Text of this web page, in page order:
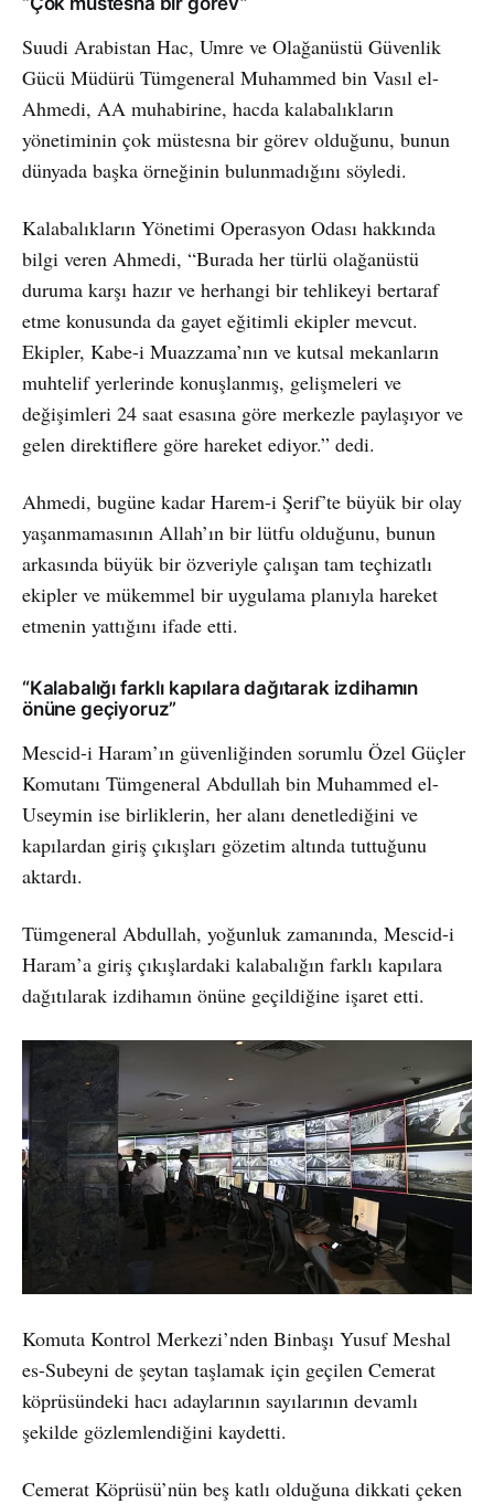
Suudi Arabistan Hac, Umre ve Olağanüstü Güvenlik
Gücü Müdürü Tümgeneral Muhammed bin Vasıl el-
Ahmedi, AA muhabirine, hacda kalabalıkların
yönetiminin çok müstesna bir görev olduğunu, bunun
dünyada başka örneğinin bulunmadığını söyledi.
Kalabalıkların Yönetimi Operasyon Odası hakkında
bilgi veren Ahmedi, “Burada her türlü olağanüstü
duruma karşı hazır ve herhangi bir tehlikeyi bertaraf
etme konusunda da gayet eğitimli ekipler mevcut.
Ekipler, Kabe-i Muazzama’nın ve kutsal mekanların
muhtelif yerlerinde konuşlanmış, gelişmeleri ve
değişimleri 24 saat esasına göre merkezle paylaşıyor ve
gelen direktiflere göre hareket ediyor.” dedi.
Ahmedi, bugüne kadar Harem-i Şerif’te büyük bir olay
yaşanmamasının Allah’ın bir lütfu olduğunu, bunun
arkasında büyük bir özveriyle çalışan tam teçhizatlı
ekipler ve mükemmel bir uygulama planıyla hareket
etmenin yattığını ifade etti.
“Kalabalığı farklı kapılara dağıtarak izdihamın
önüne geçiyoruz”
Mescid-i Haram’ın güvenliğinden sorumlu Özel Güçler
Komutanı Tümgeneral Abdullah bin Muhammed el-
Useymin ise birliklerin, her alanı denetlediğini ve
kapılardan giriş çıkışları gözetim altında tuttuğunu
aktardı.
Tümgeneral Abdullah, yoğunluk zamanında, Mescid-i
Haram’a giriş çıkışlardaki kalabalığın farklı kapılara
dağıtılarak izdihamın önüne geçildiğine işaret etti.
Komuta Kontrol Merkezi’nden Binbaşı Yusuf Meshal
es-Subeyni de şeytan taşlamak için geçilen Cemerat
köprüsündeki hacı adaylarının sayılarının devamlı
şekilde gözlemlendiğini kaydetti.
Cemerat Köprüsü’nün beş katlı olduğuna dikkati çeken